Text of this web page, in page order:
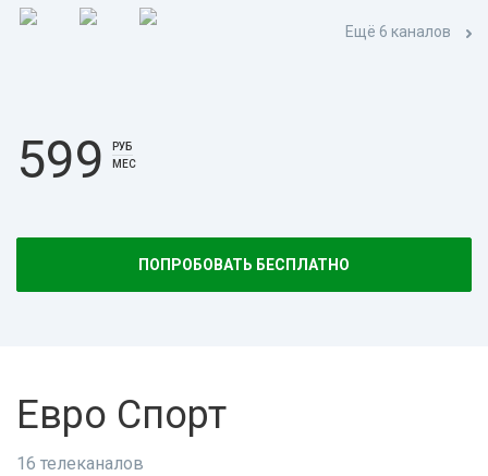
Ещё 6 каналов
599
РУБ
МЕС
ПОПРОБОВАТЬ БЕСПЛАТНО
Евро Спорт
16 телеканалов